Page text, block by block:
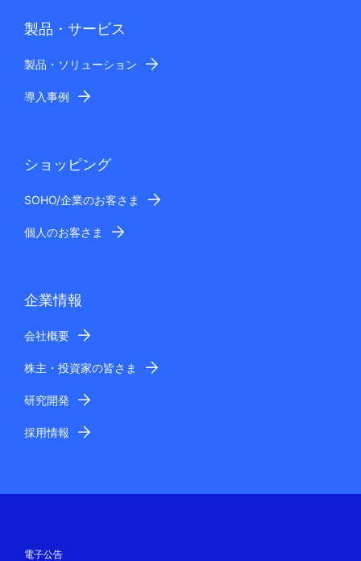
製品・サービス
製品・ソリューション
導入事例
ショッピング
SOHO/企業のお客さま
個人のお客さま
企業情報
会社概要
株主・投資家の皆さま
研究開発
採用情報
電子公告